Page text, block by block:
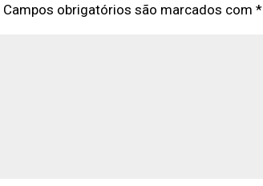
Campos obrigatórios são marcados com*